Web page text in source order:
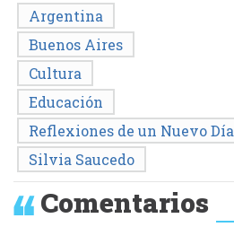
Argentina
Buenos Aires
Cultura
Educación
Reflexiones de un Nuevo Día
Silvia Saucedo
Comentarios